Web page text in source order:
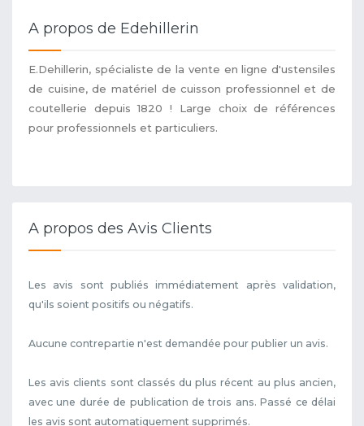
A propos de Edehillerin
E.Dehillerin, spécialiste de la vente en ligne d'ustensiles
de cuisine, de matériel de cuisson professionnel et de
coutellerie depuis 1820 ! Large choix de références
pour professionnels et particuliers.
A propos des Avis Clients
Les avis sont publiés immédiatement après validation,
qu'ils soient positifs ou négatifs.
Aucune contrepartie n'est demandée pour publier un avis.
Les avis clients sont classés du plus récent au plus ancien,
avec une durée de publication de trois ans. Passé ce délai
les avis sont automatiquement supprimés.